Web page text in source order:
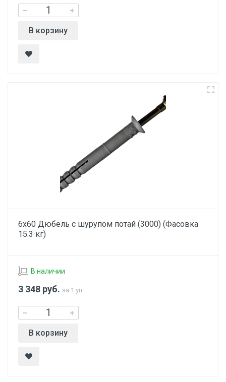
В корзину
6х60 Дюбель с шурупом потай (3000) (Фасовка
15.3 кг)
В наличии
3 348 руб. за 1 уп.
В корзину